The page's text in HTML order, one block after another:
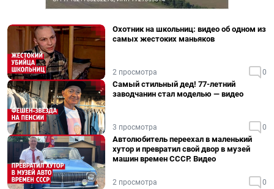
Охотник на школьниц: видео об одном из
самых жестоких маньяков
2 просмотра 0
Самый стильный дед! 77-летний
заводчанин стал моделью — видео
3 просмотра 0
Автолюбитель переехал в маленький
хутор и превратил свой двор в музей
машин времен СССР. Видео
2 просмотра 0